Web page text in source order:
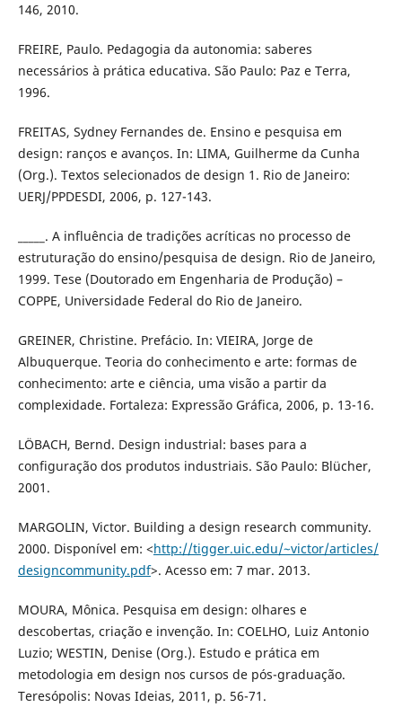
146, 2010.
FREIRE, Paulo. Pedagogia da autonomia: saberes
necessários à prática educativa. São Paulo: Paz e Terra,
1996.
FREITAS, Sydney Fernandes de. Ensino e pesquisa em
design: ranços e avanços. In: LIMA, Guilherme da Cunha
(Org.). Textos selecionados de design 1. Rio de Janeiro:
UERJ/PPDESDI, 2006, p. 127-143.
_____. A influência de tradições acríticas no processo de
estruturação do ensino/pesquisa de design. Rio de Janeiro,
1999. Tese (Doutorado em Engenharia de Produção) –
COPPE, Universidade Federal do Rio de Janeiro.
GREINER, Christine. Prefácio. In: VIEIRA, Jorge de
Albuquerque. Teoria do conhecimento e arte: formas de
conhecimento: arte e ciência, uma visão a partir da
complexidade. Fortaleza: Expressão Gráfica, 2006, p. 13-16.
LÖBACH, Bernd. Design industrial: bases para a
configuração dos produtos industriais. São Paulo: Blücher,
2001.
MARGOLIN, Victor. Building a design research community.
2000. Disponível em: <http://tigger.uic.edu/~victor/articles/
designcommunity.pdf>. Acesso em: 7 mar. 2013.
MOURA, Mônica. Pesquisa em design: olhares e
descobertas, criação e invenção. In: COELHO, Luiz Antonio
Luzio; WESTIN, Denise (Org.). Estudo e prática em
metodologia em design nos cursos de pós-graduação.
Teresópolis: Novas Ideias, 2011, p. 56-71.